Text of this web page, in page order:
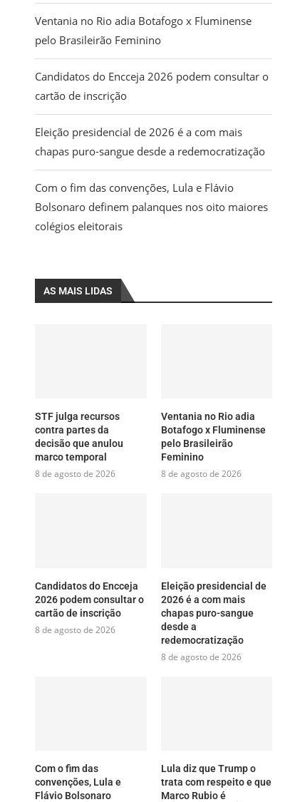
Ventania no Rio adia Botafogo x Fluminense
pelo Brasileirão Feminino
Candidatos do Encceja 2026 podem consultar o
cartão de inscrição
Eleição presidencial de 2026 é a com mais
chapas puro-sangue desde a redemocratização
Com o fim das convenções, Lula e Flávio
Bolsonaro definem palanques nos oito maiores
colégios eleitorais
AS MAIS LIDAS
STF julga recursos
contra partes da
decisão que anulou
marco temporal
8 de agosto de 2026
Ventania no Rio adia
Botafogo x Fluminense
pelo Brasileirão
Feminino
8 de agosto de 2026
Candidatos do Encceja
2026 podem consultar o
cartão de inscrição
8 de agosto de 2026
Eleição presidencial de
2026 é a com mais
chapas puro-sangue
desde a
redemocratização
8 de agosto de 2026
Com o fim das
convenções, Lula e
Flávio Bolsonaro
Lula diz que Trump o
trata com respeito e que
Marco Rubio é